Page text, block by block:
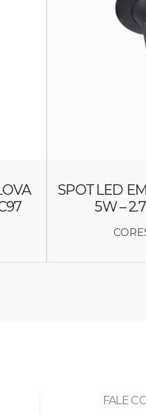
6450
COR 6451
SPOT LED
5W –
FALE